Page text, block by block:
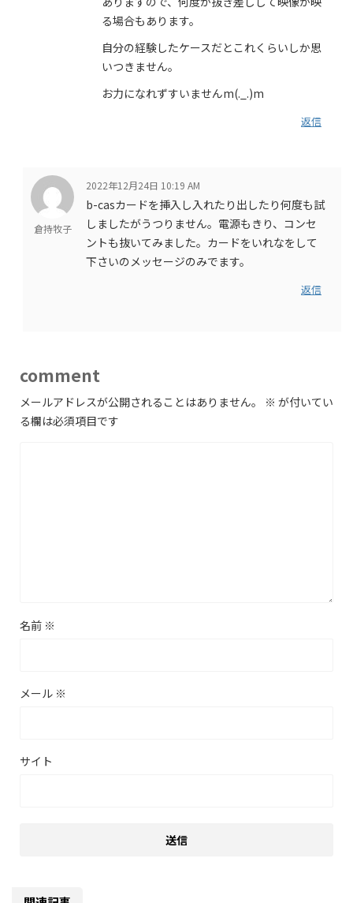
る場合もあります。
自分の経験したケースだとこれくらいしか思
いつきません。
お力になれずすいませんm(._.)m
返信
倉持牧子
2022年12月24日 10:19 AM
b-casカードを挿入し入れたり出したり何度も試
しましたがうつりません。電源もきり、コンセ
ントも抜いてみました。カードをいれなをして
下さいのメッセージのみでます。
返信
comment
メールアドレスが公開されることはありません。 ※ が付いてい
る欄は必須項目です
名前 ※
メール ※
サイト